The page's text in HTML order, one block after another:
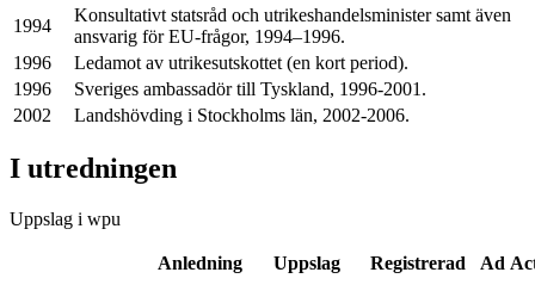
1994
Konsultativt statsråd och utrikeshandelsminister samt även
ansvarig för EU-frågor, 1994–1996.
1996
Ledamot av utrikesutskottet (en kort period).
1996
Sveriges ambassadör till Tyskland, 1996-2001.
2002
Landshövding i Stockholms län, 2002-2006.
I utredningen
Uppslag i wpu
Anledning Uppslag Registrerad Ad